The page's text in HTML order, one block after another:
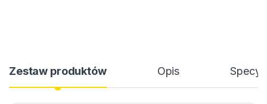
Zestaw produktów Opis